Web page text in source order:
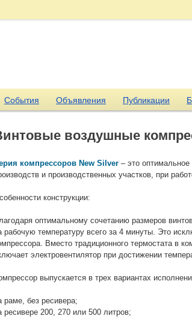
События Объявления Публикации
воздушные
компрессоров New Silver – это
и производственных участков, при
конструкции:
оптимальному сочетанию размеров
рабочую температуру всего за 4 минуты. Это
Вместо традиционного термостата в
электровентилятор при достижении
выпускается в трех вариантах
раме, без ресивера;
ресивере 200, 270 или 500 литров;